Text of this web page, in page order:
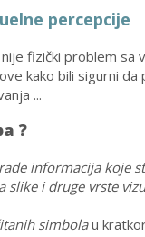
percepcije
fizički problem sa
kako bili sigurni
...
?
informacija koje
i druge vrste
simbolau